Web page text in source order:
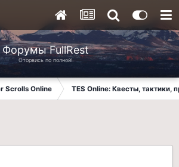
Форумы FullRest
Оторвись по полной!
Scrolls Online TES Online: Квесты, тактики,